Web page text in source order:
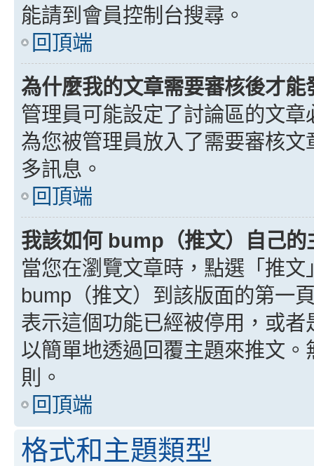
能請到會員控制台搜尋。
回頂端
為什麼我的文章需要審核後才能
管理員可能設定了討論區的文
為您被管理員放入了需要審核
多訊息。
回頂端
我該如何 bump（推文）自己的
當您在瀏覽文章時，點選「推
bump（推文）到該版面的第一
表示這個功能已經被停用，或
以簡單地透過回覆主題來推文
則。
回頂端
格式和主題類型